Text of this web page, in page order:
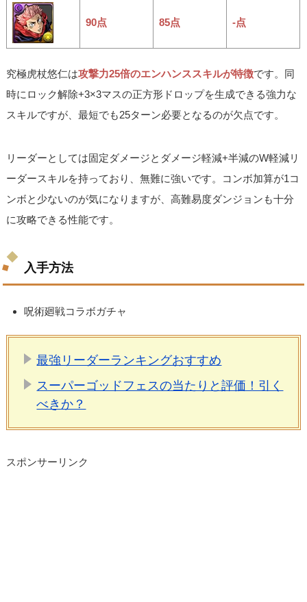
90点 85点 -点
究極虎杖悠仁は攻撃力25倍のエンハンススキルが特徴です。同
時にロック解除+3×3マスの正方形ドロップを生成できる強力な
スキルですが、最短でも25ターン必要となるのが欠点です。
リーダーとしては固定ダメージとダメージ軽減+半減のW軽減リ
ーダースキルを持っており、無難に強いです。コンボ加算が1コ
ンボと少ないのが気になりますが、高難易度ダンジョンも十分
に攻略できる性能です。
入手方法
呪術廻戦コラボガチャ
最強リーダーランキングおすすめ
スーパーゴッドフェスの当たりと評価！引く
べきか？
スポンサーリンク